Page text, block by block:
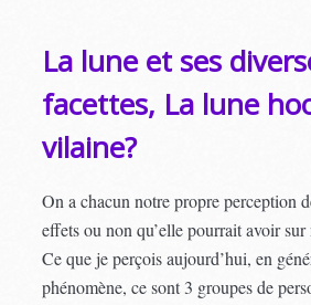
La lune et ses
facettes, La lune
vilaine?
On a chacun notre propre perception
effets ou non qu’elle pourrait avoir sur
Ce que je perçois aujourd’hui, en
phénomène, ce sont 3 groupes de